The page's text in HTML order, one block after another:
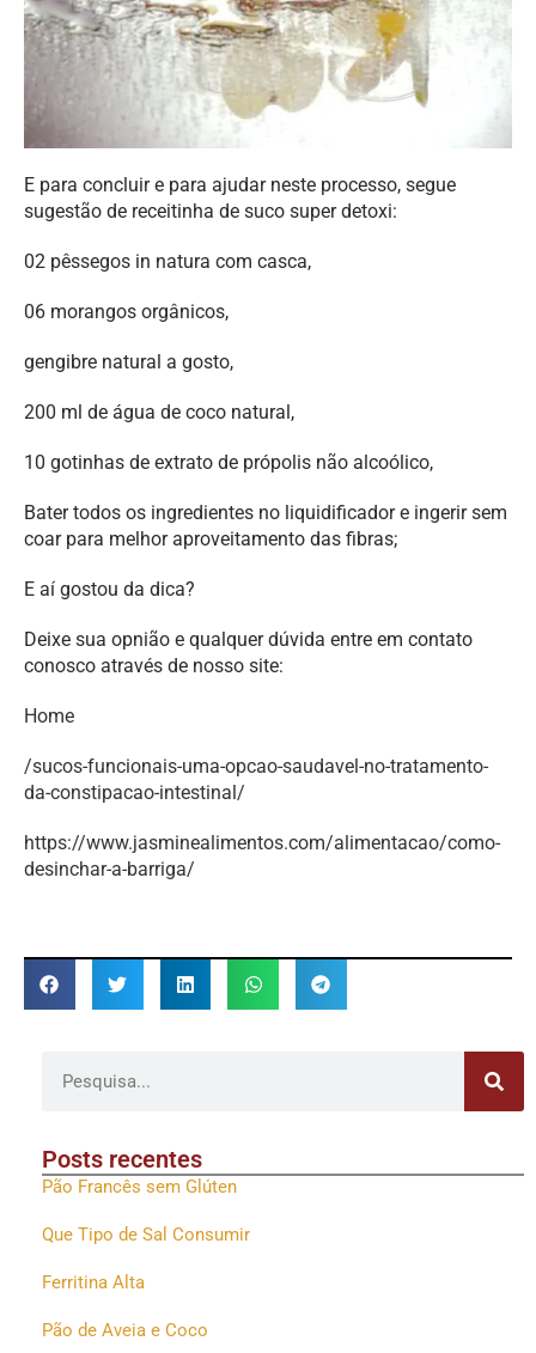
E para concluir e para ajudar neste processo, segue
sugestão de receitinha de suco super detoxi:
02 pêssegos in natura com casca,
06 morangos orgânicos,
gengibre natural a gosto,
200 ml de água de coco natural,
10 gotinhas de extrato de própolis não alcoólico,
Bater todos os ingredientes no liquidificador e ingerir sem
coar para melhor aproveitamento das fibras;
E aí gostou da dica?
Deixe sua opnião e qualquer dúvida entre em contato
conosco através de nosso site:
Home
/sucos-funcionais-uma-opcao-saudavel-no-tratamento-
da-constipacao-intestinal/
https://www.jasminealimentos.com/alimentacao/como-
desinchar-a-barriga/
Posts recentes
Pão Francês sem Glúten
Que Tipo de Sal Consumir
Ferritina Alta
Pão de Aveia e Coco